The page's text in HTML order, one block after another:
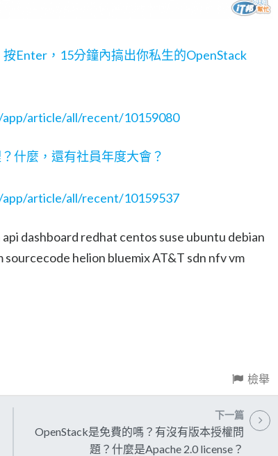
Enter，15分鐘內搞出你私生的OpenStack
article/all/recent/10159080
什麼，還有社員年度大會？
article/all/recent/10159537
dashboard redhat centos suse ubuntu debian
helion bluemix AT&T sdn nfv vm
檢舉
下一篇
OpenStack是免費的嗎？有沒有版本授權問
題？什麼是Apache 2.0 license？